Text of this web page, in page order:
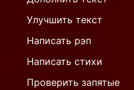
Улучшить текст
Написать рэп
Написать стихи
Проверить запятые